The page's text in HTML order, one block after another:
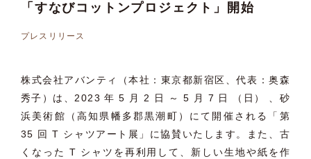
「すなびコットンプロジェクト」開始
プレスリリース
株式会社アバンティ（本社：東京都新宿区、代表：奥森
秀子）は、2023 年 5 月 2 日 ～ 5 月 7 日 （日） 、砂
浜美術館（高知県幡多郡黒潮町）にて開催される「第
35 回 T シャツアート展」に協賛いたします。また、古
くなった T シャツを再利用して、新しい生地や紙を作